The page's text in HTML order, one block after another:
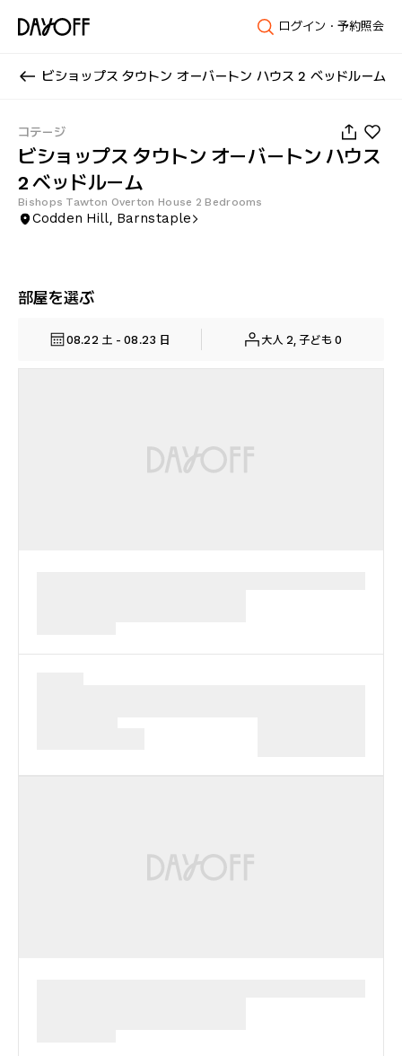
ログイン・予約照会
ビショップス タウトン オーバートン ハウス 2 ベッドルーム
コテージ
ビショップス タウトン オーバートン ハウス
2 ベッドルーム
Bishops Tawton Overton House 2 Bedrooms
Codden Hill, Barnstaple
部屋を選ぶ
08.22 土 - 08.23 日 大人 2, 子ども 0